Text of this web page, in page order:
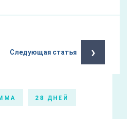
Следующая статья ›
28 ДНЕЙ